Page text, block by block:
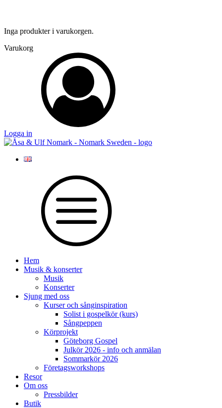
Inga produkter i varukorgen.
Varukorg
Logga in
Hem
Musik & konserter
Musik
Konserter
Sjung med oss
Kurser och sånginspiration
Solist i gospelkör (kurs)
Sångpeppen
Körprojekt
Göteborg Gospel
Julkör 2026 - info och anmälan
Sommarkör 2026
Företagsworkshops
Resor
Om oss
Pressbilder
Butik